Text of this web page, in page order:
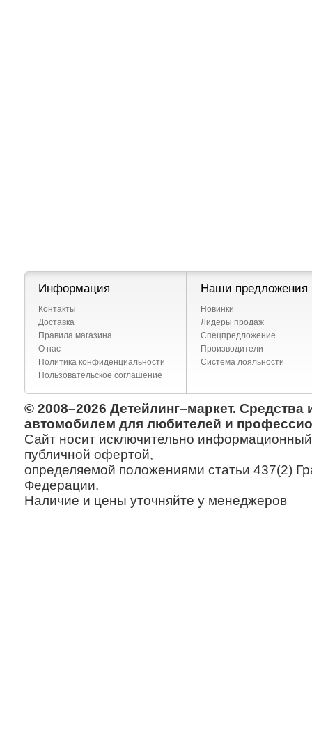
Информация
Контакты
Доставка
Правила магазина
О нас
Политика конфиденциальности
Пользовательское соглашение
Наши предложения
Новинки
Лидеры продаж
Спецпредложение
Производители
Система лояльности
© 2008–2026 Детейлинг–маркет. Средства
автомобилем для любителей и
Сайт носит исключительно информационный
публичной офертой,
определяемой положениями статьи 437(2)
Федерации.
Наличие и цены уточняйте у менеджеров